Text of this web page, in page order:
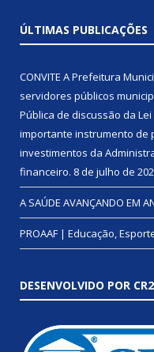
ÚLTIMAS PUBLICAÇÕES
CONVITE A Prefeitura
servidores públicos
Pública de discussão da
importante instrumento de
investimentos da
financeiro. 8 de julho de
A SAÚDE AVANÇANDO EM
PROAAF | Educação,
DESENVOLVIDO POR CR2